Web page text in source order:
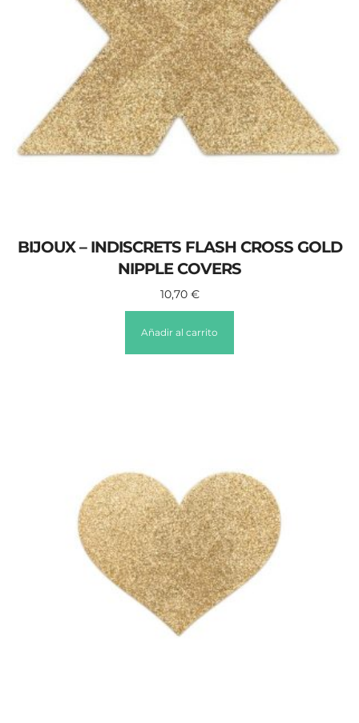
BIJOUX – INDISCRETS FLASH CROSS GOLD
NIPPLE COVERS
10,70 €
Añadir al carrito